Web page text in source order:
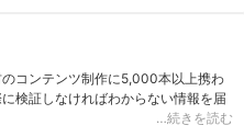
』 ・2020年9月 『MINE』化粧水
』洗顔料、ボディーソープ、乳液、
コンテンツ制作に5,000本以上携わ
検証しなければわからない情報を届
…続きを読む